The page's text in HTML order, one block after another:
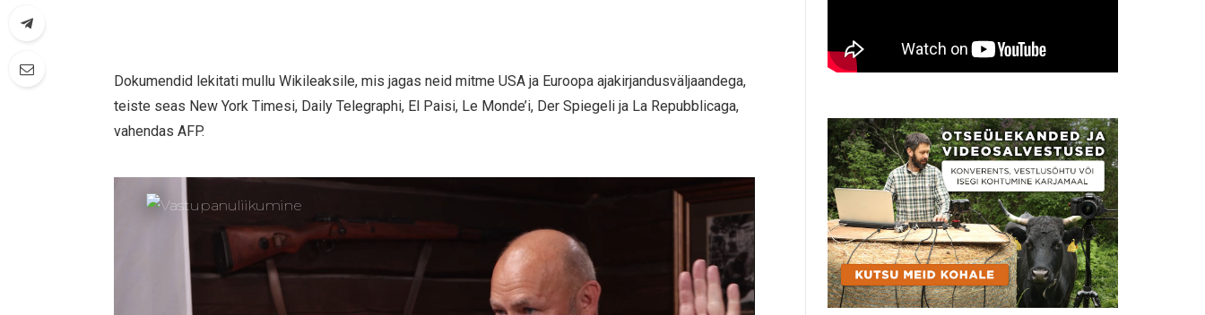
Dokumendid lekitati mullu Wikileaksile, mis jagas neid mitme USA ja Euroopa ajakirjandusväljaandega,
teiste seas New York Timesi, Daily Telegraphi, El Paisi, Le Monde’i, Der Spiegeli ja La Repubblicaga,
vahendas AFP.